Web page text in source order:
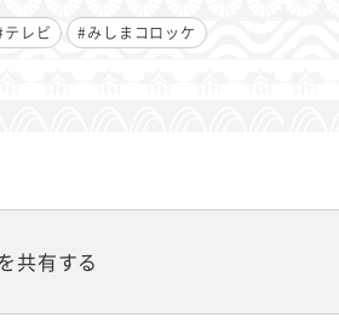
テレビ #みしまコロッケ
共有する